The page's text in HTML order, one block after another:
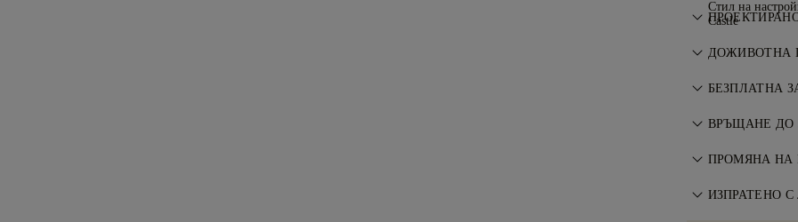
Стил на
Castle
Изкуството на
ДОЖИВОТНА
Всяка покупка
ремонти са
БЕЗПЛАТНА
Всички
риск и напълно
врата.
ВРЪЩАНЕ ДО
Ако не сте
Условията.
ПРОМЯНА НА
За перфектно
ИЗПРАТЕНО